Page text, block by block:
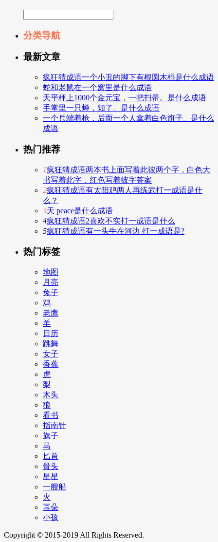
分类导航
最新文章
疯狂猜成语一个小丑的脚下有根圆木棍是什么成语
蛇和老鼠在一个窝里是什么成语
天平秤上1000个金元宝，一把扫帚。是什么成语
手掌里一只蝉，知了。是什么成语
一个兵端着枪，后面一个人拿着白色旗子。是什么
成语
热门推荐
1疯狂猜成语两本书上面写着此彼两个字，白色大
书写着此字，红色写着彼字答案
2疯狂猜成语有太阳鸡两人再练武打一成语是什
么？
3天 peace是什么成语
4疯狂猜成语2喜欢不实打一成语是什么
5疯狂猜成语有一头牛在河边 打一成语是?
热门标签
地图
月亮
兔子
鸡
老鹰
羊
日历
跳舞
女子
香蕉
虎
梨
木头
狼
看书
指南针
旗子
马
匕首
骨头
星星
一艘船
火
耳朵
小孩
Copyright © 2015-2019 All Rights Reserved.